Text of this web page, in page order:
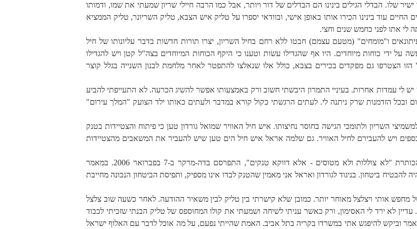
שלו. הבדלי הגילים בינינו הם הבדלים של דור ויותר, אבל כמו הרבה חיילי שריון שמעתי את שמו, ודמותו
עוד בינינו הכירו אותו באופן אישי, ובוודאי יספרו על טליק איש הצבא, טליק השריונר, טליק הממציא
לי אתו לפני כחמש שנים וחצי.
עיתונאים ו"מומחים" (מטעם עצמם) חבטו ללא רחם בחיל השריון, יצרו תורות חדשות בדבר עליונותו של חיל
על ידי כוחות מיוחדים. היו אף שהגדילו עשׂות וטענו כי היקף הכוחות המיוחדים בצה"ל קטן ויש להגדילו
הצטרפו גם מפקדים בכירים בצבא, כולל אלו שנאלצו להתפטר לאחר מלחמת לבנון השנייה בגלל קוצר
יש לי עמדות אחרות. בעיניי התמרון היבשתי חשוב ורק באמצעותו אפשר להשיג הכרעה. לא התעייפתי להביע
ובכל הזדמנות שרק ניתנה לי. לעתים הרגשתי כקול קורא במדבר ולעתים כאותו ילד הצועק "המלך עירום"
בסדרת כתבות בתחילת 2006 נתן במה למשמיצי השריון ולתומכי הגישה בחוסר נחיצותו. איש חיל האוויר שמואל גורדון טען כי פיתוח והצטיידות בטנק
בזבוז כספים ויש להעבירם לחיל האוויר. גם שלמה אראל איש חיל הים טען שיש להעביר את המשאבים מהצטיידות
"לא צוללות ולא מטוסים - אלא דווקא טנקים
", התפרסם בדה-מרקר ב-7 בפברואר 2006. במאמר
ביטחון. בניגוד לגורדון ואראל אני מאמין שהטנק לבדו אינו מספיק, ותפיסת הביטחון הנכונה מחייבת
אותי ויצלצל מאוחר יותר. כמובן שלא קישרתי בין טליק לבין משאיר ההודעה. לאחר כשעה שוב צלצל
לא ירד לי האסימון, ורק כאשר עניתי לשיחה ושמעתי את קולו המחוספס של טליק הבנתי שזכיתי לכבוד
וביקש להיפגש אתי במשרדו בקריה בתל אביב. האמת שהייתי נפעם, על מה אוכל לדבר עם האלוף ישראל